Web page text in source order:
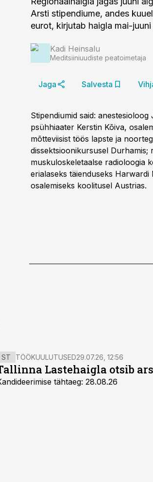
Arsti stipendiume, andes
eurot, kirjutab haigla mai-juuni
Kadi Heinsalu
Meditsiiniuudiste peatoimetaja
Jaga Salvesta
Stipendiumid said:
psühhiaater Kerstin Kõiva,
mõtteviisist töös lapste ja
dissektsioonikursusel Durhamis;
muskuloskeletaalse radioloogia
erialaseks täienduseks
osalemiseks koolitusel Austrias.
ST TÖÖKUULUTUSED29.07.26, 12:56
Lastehaigla otsib
tähtaeg: 28.08.26